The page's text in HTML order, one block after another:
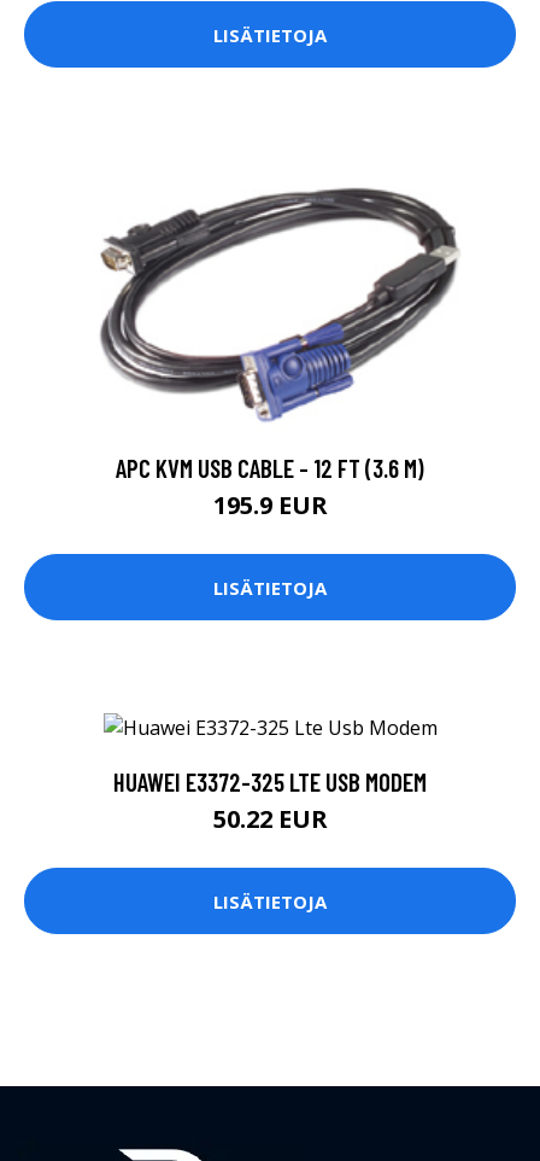
LISÄTIETOJA
APC KVM USB CABLE - 12 FT (3.6 M)
195.9 EUR
LISÄTIETOJA
HUAWEI E3372-325 LTE USB MODEM
50.22 EUR
LISÄTIETOJA